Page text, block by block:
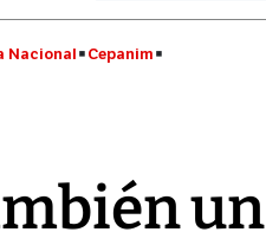
Nacional Cepanim
un